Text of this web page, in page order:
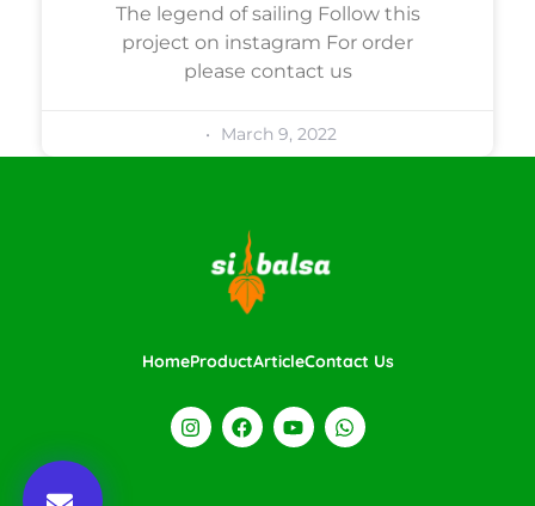
The legend of sailing Follow this
project on instagram For order
please contact us
March 9, 2022
HomeProductArticleContact Us